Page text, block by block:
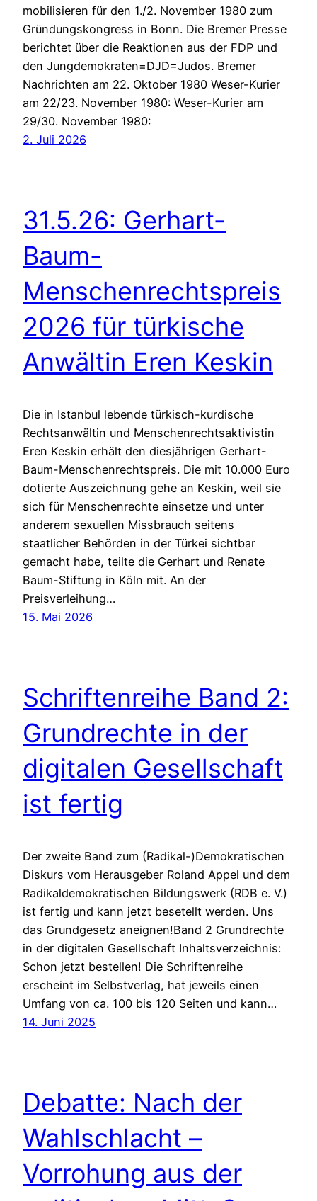
mobilisieren für den 1./2. November 1980 zum
Gründungskongress in Bonn. Die Bremer Presse
berichtet über die Reaktionen aus der FDP und
den Jungdemokraten=DJD=Judos. Bremer
Nachrichten am 22. Oktober 1980 Weser-Kurier
am 22/23. November 1980: Weser-Kurier am
29/30. November 1980:
2. Juli 2026
31.5.26: Gerhart-
Baum-
Menschenrechtspreis
2026 für türkische
Anwältin Eren Keskin
Die in Istanbul lebende türkisch-kurdische
Rechtsanwältin und Menschenrechtsaktivistin
Eren Keskin erhält den diesjährigen Gerhart-
Baum-Menschenrechtspreis. Die mit 10.000 Euro
dotierte Auszeichnung gehe an Keskin, weil sie
sich für Menschenrechte einsetze und unter
anderem sexuellen Missbrauch seitens
staatlicher Behörden in der Türkei sichtbar
gemacht habe, teilte die Gerhart und Renate
Baum-Stiftung in Köln mit. An der
Preisverleihung…
15. Mai 2026
Schriftenreihe Band 2:
Grundrechte in der
digitalen Gesellschaft
ist fertig
Der zweite Band zum (Radikal-)Demokratischen
Diskurs vom Herausgeber Roland Appel und dem
Radikaldemokratischen Bildungswerk (RDB e. V.)
ist fertig und kann jetzt besetellt werden. Uns
das Grundgesetz aneignen!Band 2 Grundrechte
in der digitalen Gesellschaft Inhaltsverzeichnis:
Schon jetzt bestellen! Die Schriftenreihe
erscheint im Selbstverlag, hat jeweils einen
Umfang von ca. 100 bis 120 Seiten und kann…
14. Juni 2025
Debatte: Nach der
Wahlschlacht –
Vorrohung aus der